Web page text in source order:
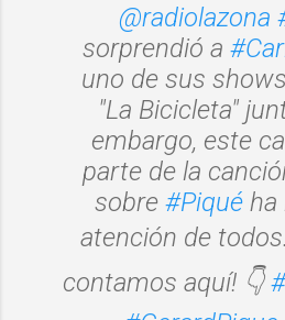
@radiolazona
sorprendió a
uno de sus
"La Bicicleta"
embargo, este
parte de la
sobre #Piqué ha
atención de
contamos aquí! 👇